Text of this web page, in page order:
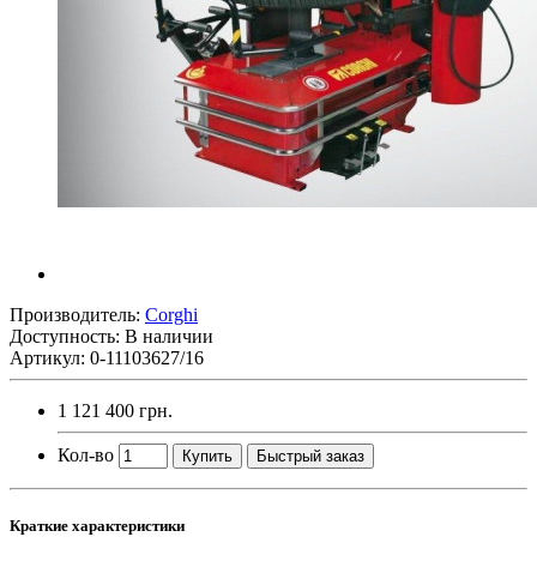
Производитель: Corghi
Доступность: В наличии
Артикул: 0-11103627/16
1 121 400 грн.
Кол-во Купить Быстрый заказ
Краткие характеристики